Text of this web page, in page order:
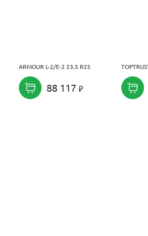
ARMOUR L-2/E-2 23.5 R25
88 117